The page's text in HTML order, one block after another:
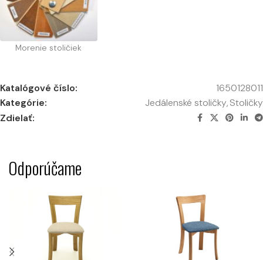
Morenie stoličiek
Katalógové číslo:
1650128011
Kategórie:
Jedálenské stoličky,Stoličky
Zdielať:
Odporúčame